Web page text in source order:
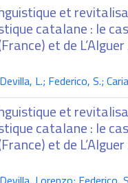
et
catalane : le
et de
L.; Federico, S.;
et
catalane : le
et de